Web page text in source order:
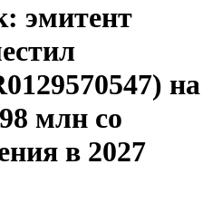
эмитент
на
млн со
в 2027